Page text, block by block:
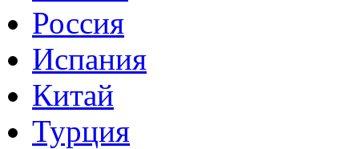
Россия
Испания
Китай
Турция